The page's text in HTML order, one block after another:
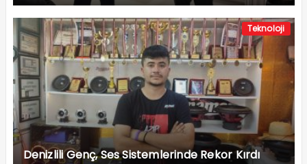
Teknoloji
Denizlili Genç, Ses Sistemlerinde Rekor Kırdı